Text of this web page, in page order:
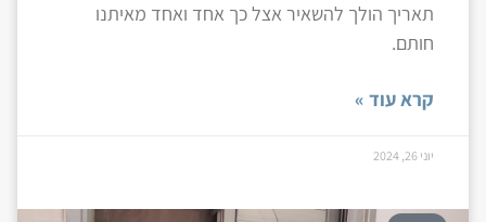
תאריך הולך להשאיר אצל כך אחד ואחד מאיתנו
חותם.
קרא עוד »
יוני 26, 2024